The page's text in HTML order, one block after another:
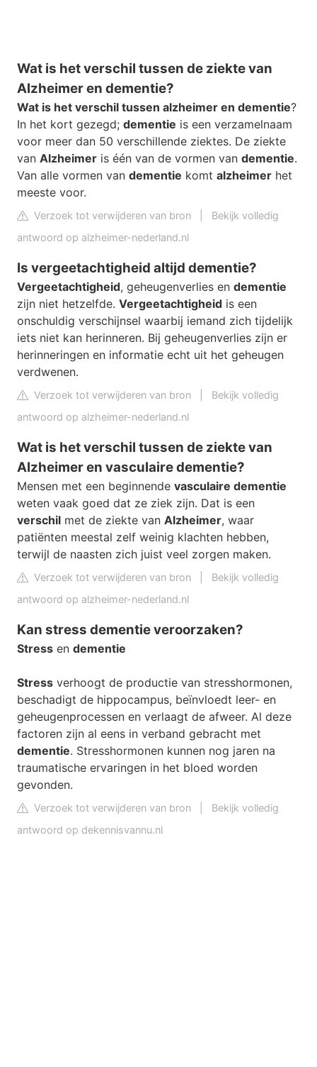
Wat is het verschil tussen de ziekte van
Alzheimer en dementie?
Wat is het verschil tussen alzheimer en dementie?
In het kort gezegd; dementie is een verzamelnaam
voor meer dan 50 verschillende ziektes. De ziekte
van Alzheimer is één van de vormen van dementie.
Van alle vormen van dementie komt alzheimer het
meeste voor.
Verzoek tot verwijderen van bron
Bekijk volledig
antwoord op alzheimer-nederland.nl
Is vergeetachtigheid altijd dementie?
Vergeetachtigheid, geheugenverlies en dementie
zijn niet hetzelfde. Vergeetachtigheid is een
onschuldig verschijnsel waarbij iemand zich tijdelijk
iets niet kan herinneren. Bij geheugenverlies zijn er
herinneringen en informatie echt uit het geheugen
verdwenen.
Verzoek tot verwijderen van bron
Bekijk volledig
antwoord op alzheimer-nederland.nl
Wat is het verschil tussen de ziekte van
Alzheimer en vasculaire dementie?
Mensen met een beginnende vasculaire dementie
weten vaak goed dat ze ziek zijn. Dat is een
verschil met de ziekte van Alzheimer, waar
patiënten meestal zelf weinig klachten hebben,
terwijl de naasten zich juist veel zorgen maken.
Verzoek tot verwijderen van bron
Bekijk volledig
antwoord op alzheimer-nederland.nl
Kan stress dementie veroorzaken?
Stress en dementie
Stress verhoogt de productie van stresshormonen,
beschadigt de hippocampus, beïnvloedt leer- en
geheugenprocessen en verlaagt de afweer. Al deze
factoren zijn al eens in verband gebracht met
dementie. Stresshormonen kunnen nog jaren na
traumatische ervaringen in het bloed worden
gevonden.
Verzoek tot verwijderen van bron
Bekijk volledig
antwoord op dekennisvannu.nl